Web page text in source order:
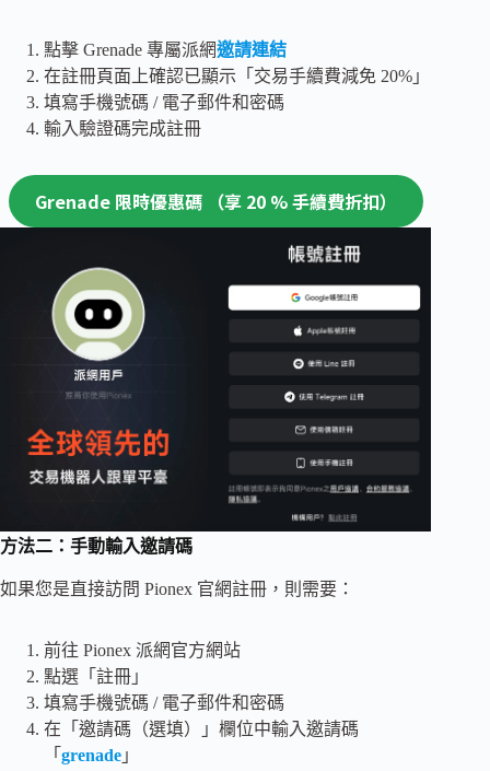
點擊 Grenade 專屬派網邀請連結
在註冊頁面上確認已顯示「交易手續費減免 20%」
填寫手機號碼 / 電子郵件和密碼
輸入驗證碼完成註冊
Grenade 限時優惠碼 （享 20 % 手續費折扣）
方法二：手動輸入邀請碼
如果您是直接訪問 Pionex 官網註冊，則需要：
前往 Pionex 派網官方網站
點選「註冊」
填寫手機號碼 / 電子郵件和密碼
在「邀請碼（選填）」欄位中輸入邀請碼
「 grenade 」